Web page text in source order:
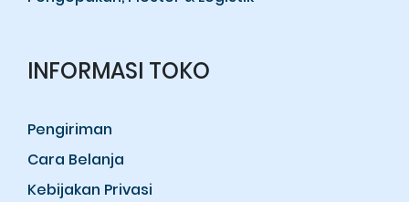
INFORMASI TOKO
Pengiriman
Cara Belanja
Kebijakan Privasi